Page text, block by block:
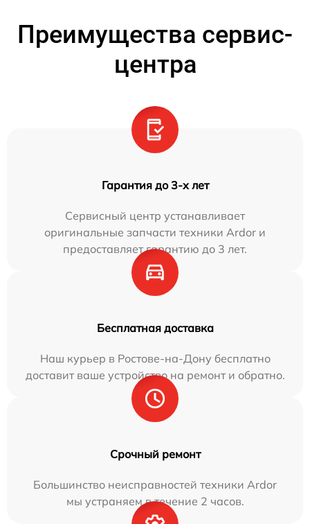
Преимущества сервис-
центра
Гарантия до 3-х лет
Сервисный центр устанавливает
оригинальные запчасти техники Ardor и
предоставляет гарантию до 3 лет.
Бесплатная доставка
Наш курьер в Ростове-на-Дону бесплатно
доставит ваше устройство на ремонт и обратно.
Срочный ремонт
Большинство неисправностей техники Ardor
мы устраняем в течение 2 часов.